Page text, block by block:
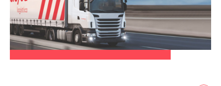
1
Transporte
Seguimiento
online